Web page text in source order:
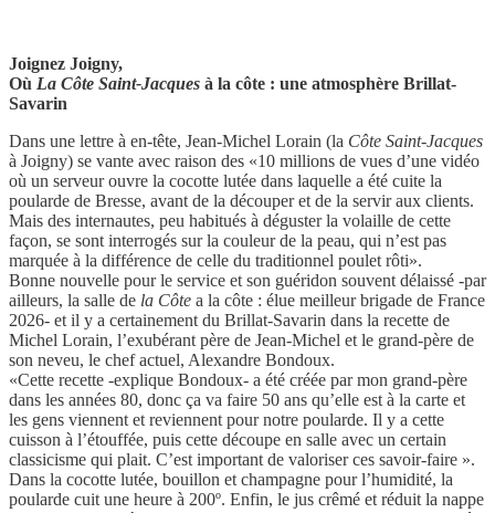
Joignez Joigny,
Où La Côte Saint-Jacques à la côte : une atmosphère Brillat-
Savarin
Dans une lettre à en-tête, Jean-Michel Lorain (la Côte Saint-Jacques
à Joigny) se vante avec raison des «10 millions de vues d’une vidéo
où un serveur ouvre la cocotte lutée dans laquelle a été cuite la
poularde de Bresse, avant de la découper et de la servir aux clients.
Mais des internautes, peu habitués à déguster la volaille de cette
façon, se sont interrogés sur la couleur de la peau, qui n’est pas
marquée à la différence de celle du traditionnel poulet rôti».
Bonne nouvelle pour le service et son guéridon souvent délaissé -par
ailleurs, la salle de la Côte a la côte : élue meilleur brigade de France
2026- et il y a certainement du Brillat-Savarin dans la recette de
Michel Lorain, l’exubérant père de Jean-Michel et le grand-père de
son neveu, le chef actuel, Alexandre Bondoux.
«Cette recette -explique Bondoux- a été créée par mon grand-père
dans les années 80, donc ça va faire 50 ans qu’elle est à la carte et
les gens viennent et reviennent pour notre poularde. Il y a cette
cuisson à l’étouffée, puis cette découpe en salle avec un certain
classicisme qui plait. C’est important de valoriser ces savoir-faire ».
Dans la cocotte lutée, bouillon et champagne pour l’humidité, la
poularde cuit une heure à 200º. Enfin, le jus crêmé et réduit la nappe